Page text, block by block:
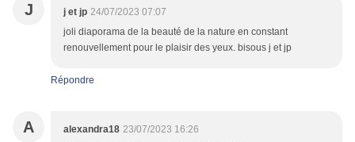
J j et jp 24/07/2023 07:07
joli diaporama de la beauté de la nature en constant
renouvellement pour le plaisir des yeux. bisous j et jp
Répondre
A alexandra18 23/07/2023 16:26